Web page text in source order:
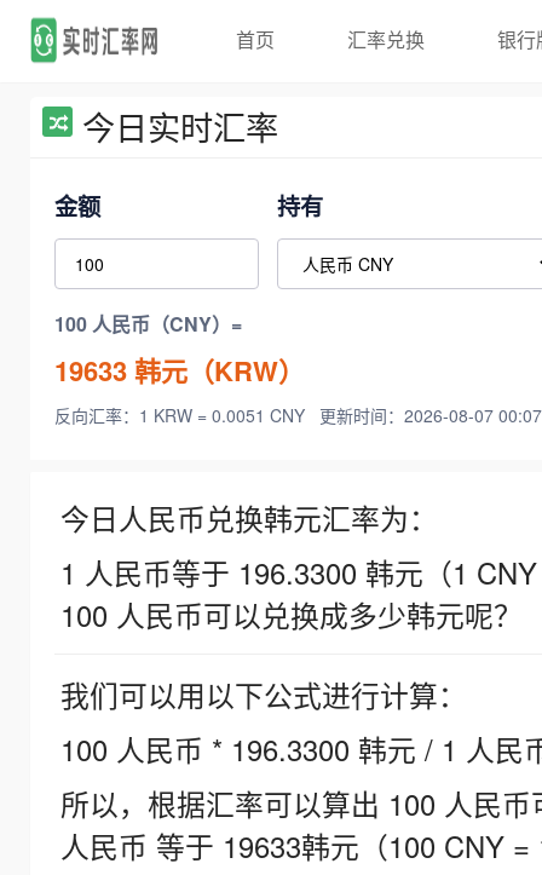
首页 汇率兑换 银行
今日实时汇率
金额 持有
100 人民币（CNY）=
19633韩元（KRW）
反向汇率：1 KRW = 0.0051 CNY 更新时间：2026-08-07
今日人民币兑换韩元汇率为：
1 人民币等于 196.3300 韩元（1
100 人民币可以兑换成多少韩元呢？
我们可以用以下公式进行计算：
100 人民币 * 196.3300 韩元 / 1 人民
所以，根据汇率可以算出 100 人民
人民币 等于 19633韩元（100 CNY =